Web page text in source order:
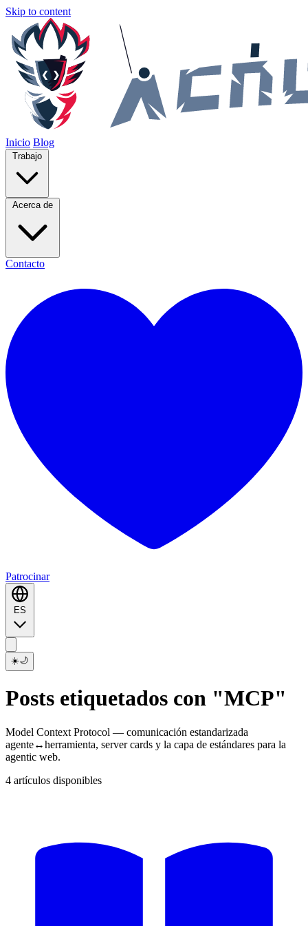
Skip to content
Inicio Blog
Contacto
Patrocinar
☀️🌙
Posts etiquetados con "MCP"
Model Context Protocol — comunicación estandarizada
agente↔herramienta, server cards y la capa de estándares para la
agentic web.
4 artículos disponibles